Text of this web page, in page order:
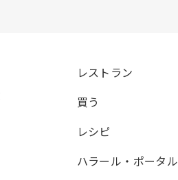
レストラン
買う
レシピ
ハラール・ポータル